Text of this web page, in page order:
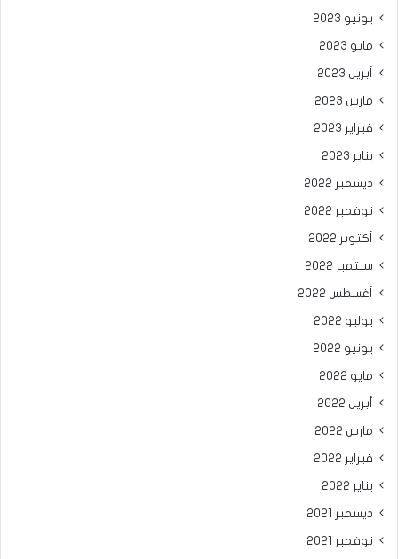
يونيو 2023
مايو 2023
أبريل 2023
مارس 2023
فبراير 2023
يناير 2023
ديسمبر 2022
نوفمبر 2022
أكتوبر 2022
سبتمبر 2022
أغسطس 2022
يوليو 2022
يونيو 2022
مايو 2022
أبريل 2022
مارس 2022
فبراير 2022
يناير 2022
ديسمبر 2021
نوفمبر 2021